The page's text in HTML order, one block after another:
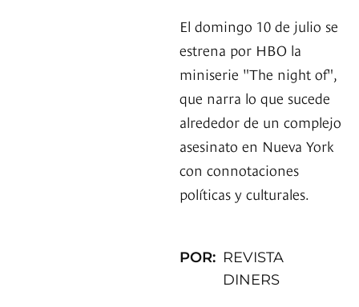
El domingo 10 de julio se
estrena por HBO la
miniserie "The night of",
que narra lo que sucede
alrededor de un complejo
asesinato en Nueva York
con connotaciones
políticas y culturales.
POR: REVISTA
DINERS